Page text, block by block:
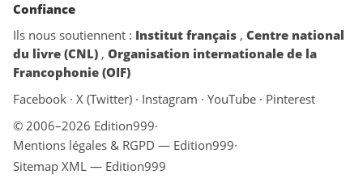
Confiance
Ils nous soutiennent : Institut français , Centre national
du livre (CNL) , Organisation internationale de la
Francophonie (OIF)
Facebook · X (Twitter) · Instagram · YouTube · Pinterest
© 2006–2026 Edition999·
Mentions légales & RGPD — Edition999·
Sitemap XML — Edition999